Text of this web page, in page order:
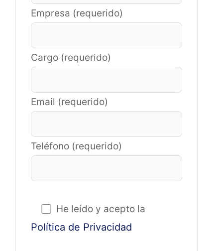
Empresa (requerido)
Cargo (requerido)
Email (requerido)
Teléfono (requerido)
He leído y acepto la
Política de Privacidad